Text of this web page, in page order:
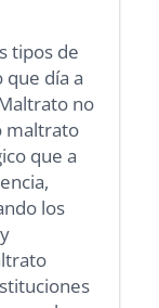
tipos de
día a
no
maltrato
que a
los